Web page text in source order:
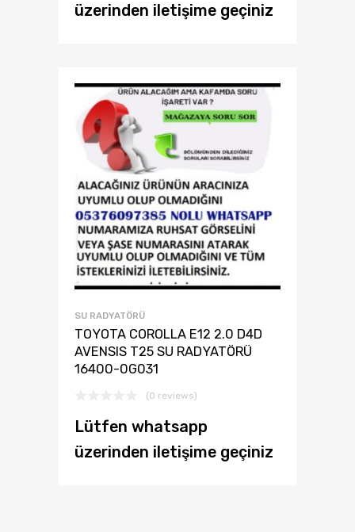
üzerinden iletişime geçiniz
SU RADYATÖRÜ
TOYOTA COROLLA E12 2.0 D4D
AVENSIS T25 SU RADYATÖRÜ
16400-0G031
(0 reviews)
Lütfen whatsapp
üzerinden iletişime geçiniz